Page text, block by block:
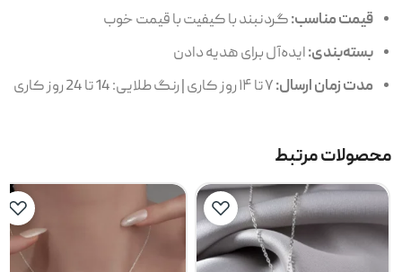
قیمت مناسب:گردنبند با کیفیت با قیمت خوب
بسته‌بندی:ایده‌آل برای هدیه دادن
مدت زمان ارسال:
محصولات مرتبط